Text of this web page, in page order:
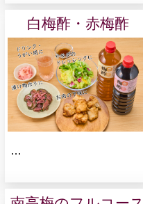
白梅酢・赤梅酢
…